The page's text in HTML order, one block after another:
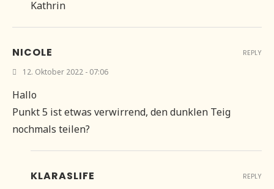
Kathrin
NICOLE
12. Oktober 2022 - 07:06
Hallo
Punkt 5 ist etwas verwirrend, den dunklen Teig
nochmals teilen?
REPLY
KLARASLIFE REPLY